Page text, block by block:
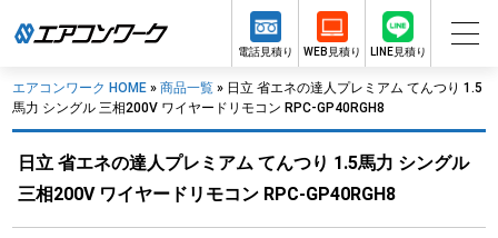
電話見積り WEB見積り LINE見積り
エアコンワーク HOME » 商品一覧 » 日立 省エネの達人プレミアム てんつり 1.5
馬力 シングル 三相200V ワイヤードリモコン RPC-GP40RGH8
日立 省エネの達人プレミアム てんつり 1.5馬力 シングル
三相200V ワイヤードリモコン RPC-GP40RGH8